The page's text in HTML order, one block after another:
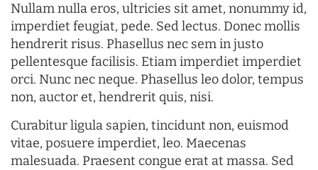
Nullam nulla eros, ultricies sit amet, nonummy id,
imperdiet feugiat, pede. Sed lectus. Donec mollis
hendrerit risus. Phasellus nec sem in justo
pellentesque facilisis. Etiam imperdiet imperdiet
orci. Nunc nec neque. Phasellus leo dolor, tempus
non, auctor et, hendrerit quis, nisi.
Curabitur ligula sapien, tincidunt non, euismod
vitae, posuere imperdiet, leo. Maecenas
malesuada. Praesent congue erat at massa. Sed